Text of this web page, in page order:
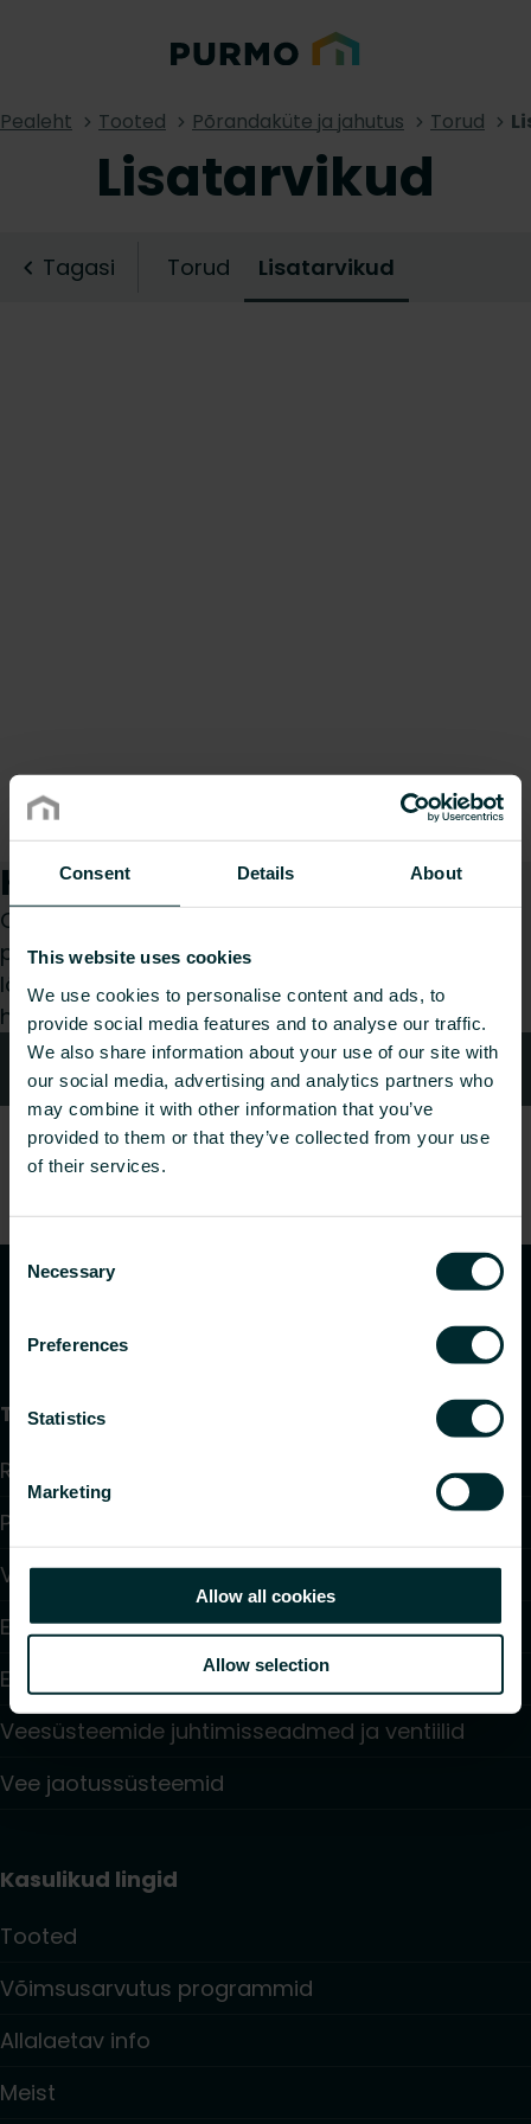
Consent Details About
This website uses cookies
We use cookies to personalise content and ads, to
provide social media features and to analyse our traffic.
We also share information about your use of our site with
our social media, advertising and analytics partners who
may combine it with other information that you’ve
provided to them or that they’ve collected from your use
of their services.
Consent
Selection
Necessary
Preferences
Statistics
Marketing
Allow all cookies
Allow selection
Pealeht Tooted Põrandaküte ja jahutus Torud
Lisatarvikud
Tagasi Torud Lisatarvikud
Kuidas saame teid aidata?
Olenemata sellest, kas olete spetsialist,
paigaldaja, arhitekt, planeerija, hulgimüüja või
lõppkasutaja, valige kategooria ja me vastame
hea meelega teie päringule.
Kontaktid
Tooted
Radiaatorid ja vannitoaradiaatorid
Põrandaküte ja jahutus
Ventilaatoriga konvektorid
Elektriküte
Elektroonilised juhtimisseadmed
Veesüsteemide juhtimisseadmed ja ventiilid
Vee jaotussüsteemid
Kasulikud lingid
Tooted
Võimsusarvutus programmid
Allalaetav info
Meist